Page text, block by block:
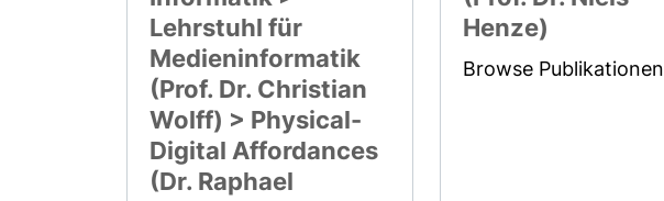
Lehrstuhl für
Medieninformatik
(Prof. Dr. Christian
Wolff) > Physical-
Digital Affordances
(Dr. Raphael
Henze)
Browse Publikationen